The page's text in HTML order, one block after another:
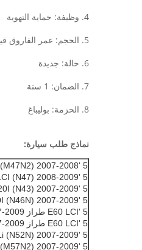
4. وظيفة: حماية التهوية
5. الحجم: عمر الفاروق قياسي
6. حالة: جديدة
7. الضمان: 1 سنة
8. الحزمة: بوليباغ
نماذج طلب سيارة:
5 '520D E60 LCI (M47N2) 2007-2008
5 '520D E60 LCI (N47) 2008-2009
5 'E60 LCI 520I (N43) 2007-2009
5 'E60 LCI 520I (N46N) 2007-2009
5 'E60 LCI طراز 523i (N52N) 2007-2009
5 'E60 LCI طراز 523i (N53) 2007-2009
5 'E60 LCI 523Li (N52N) 2007-2009
5 '525d E60 LCI (M57N2) 2007-2009